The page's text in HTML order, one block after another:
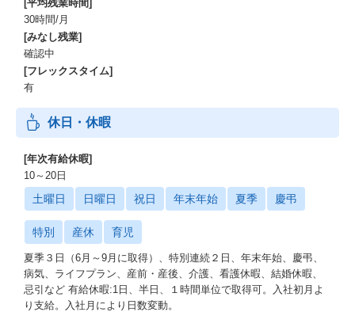
[平均残業時間]
30時間/月
[みなし残業]
確認中
[フレックスタイム]
有
休日・休暇
[年次有給休暇]
10～20日
土曜日 日曜日 祝日 年末年始 夏季 慶弔
特別 産休 育児
夏季３日（6月～9月に取得）、特別連続２日、年末年始、慶弔、
病気、ライフプラン、産前・産後、介護、看護休暇、結婚休暇、
忌引など 有給休暇:1日、半日、１時間単位で取得可。入社初月よ
り支給。入社月により日数変動。